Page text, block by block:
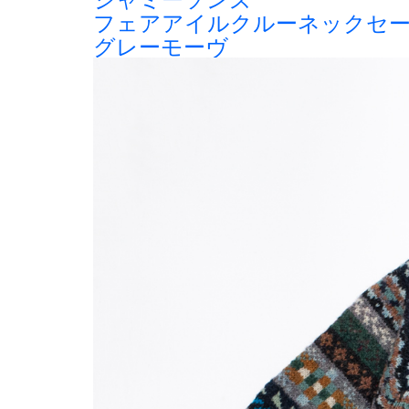
フェアアイルクルーネックセ
グレーモーヴ